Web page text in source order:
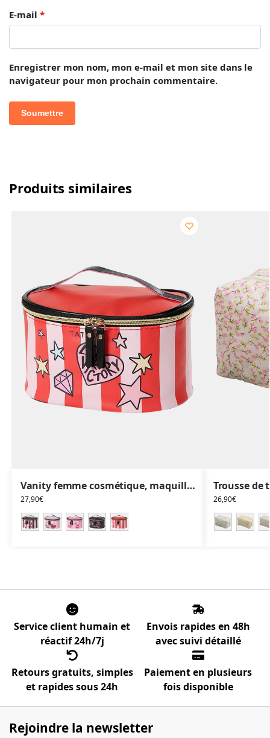
E-mail *
Enregistrer mon nom, mon e-mail et mon site dans le
navigateur pour mon prochain commentaire.
Produits similaires
Vanity femme cosmétique, maquillage, simple, fashion, rose
27,90€ 26,90€
Service client humain et
réactif 24h/7j
Envois rapides en 48h
avec suivi détaillé
Retours gratuits, simples
et rapides sous 24h
Paiement en plusieurs
fois disponible
Rejoindre la newsletter